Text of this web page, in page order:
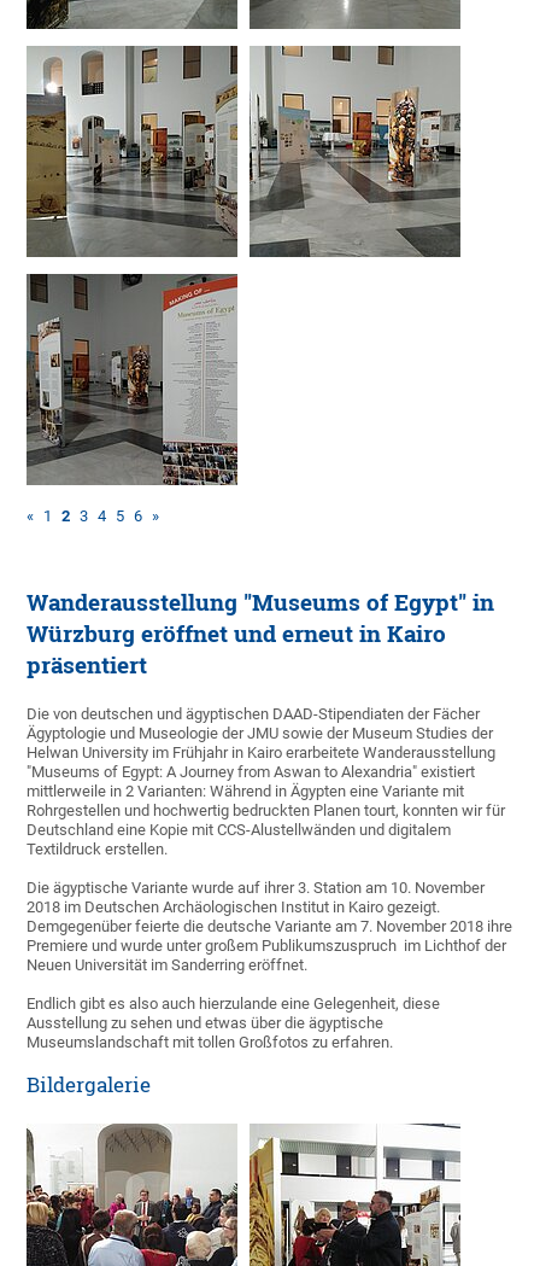
« 1 2 3 4 5 6 »
Wanderausstellung "Museums of Egypt" in
Würzburg eröffnet und erneut in Kairo
präsentiert
Die von deutschen und ägyptischen DAAD-Stipendiaten der Fächer
Ägyptologie und Museologie der JMU sowie der Museum Studies der
Helwan University im Frühjahr in Kairo erarbeitete Wanderausstellung
"Museums of Egypt: A Journey from Aswan to Alexandria" existiert
mittlerweile in 2 Varianten: Während in Ägypten eine Variante mit
Rohrgestellen und hochwertig bedruckten Planen tourt, konnten wir für
Deutschland eine Kopie mit CCS-Alustellwänden und digitalem
Textildruck erstellen.
Die ägyptische Variante wurde auf ihrer 3. Station am 10. November
2018 im Deutschen Archäologischen Institut in Kairo gezeigt.
Demgegenüber feierte die deutsche Variante am 7. November 2018 ihre
Premiere und wurde unter großem Publikumszuspruch im Lichthof der
Neuen Universität im Sanderring eröffnet.
Endlich gibt es also auch hierzulande eine Gelegenheit, diese
Ausstellung zu sehen und etwas über die ägyptische
Museumslandschaft mit tollen Großfotos zu erfahren.
Bildergalerie